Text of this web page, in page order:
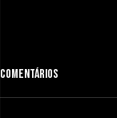
Comentários